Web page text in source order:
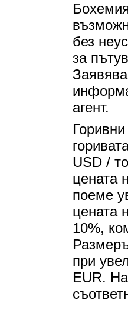
без
за
агент.
USD /
цената
поеме
цената
10%,
при
EUR.